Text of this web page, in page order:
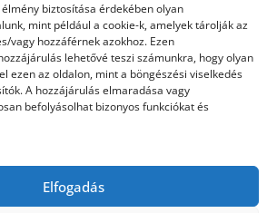
biztosítása érdekében olyan
mint például a cookie-k, amelyek tárolják az
vagy hozzáférnek azokhoz. Ezen
lehetővé teszi számunkra, hogy olyan
ezen az oldalon, mint a böngészési viselkedés
A hozzájárulás elmaradása vagy
befolyásolhat bizonyos funkciókat és
Elfogadás
| Design: Newspaperly
WordPress Theme